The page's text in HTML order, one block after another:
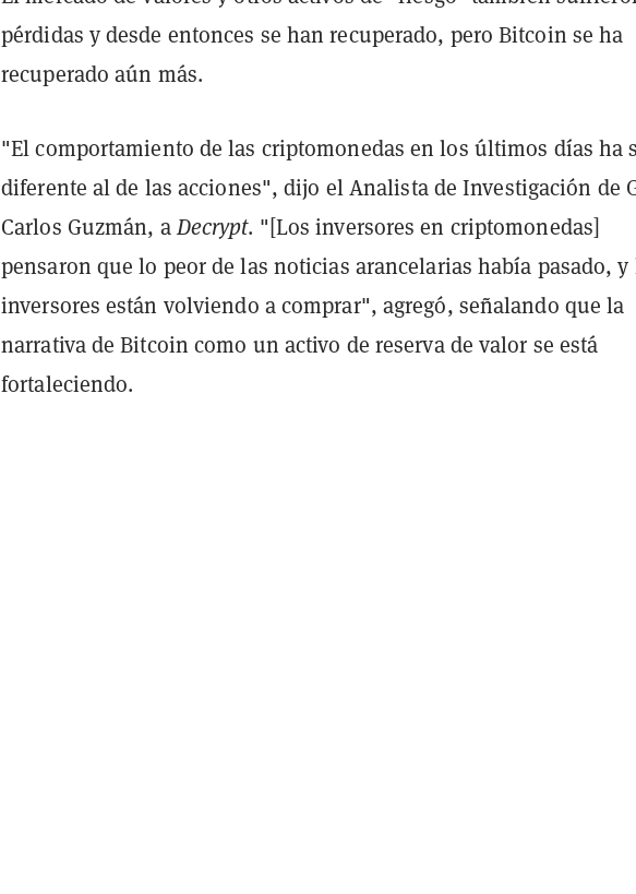
pérdidas y desde entonces se han recuperado, pero Bitcoin se ha
recuperado aún más.
"El comportamiento de las criptomonedas en los últimos días ha
diferente al de las acciones", dijo el Analista de Investigación de
Carlos Guzmán, aDecrypt. "[Los inversores en criptomonedas]
pensaron que lo peor de las noticias arancelarias había pasado, y
inversores están volviendo a comprar", agregó, señalando que la
narrativa de Bitcoin como un activo de reserva de valor se está
fortaleciendo.